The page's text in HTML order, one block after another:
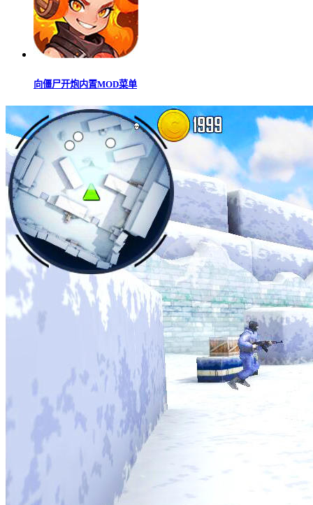
向僵尸开炮内置MOD菜单